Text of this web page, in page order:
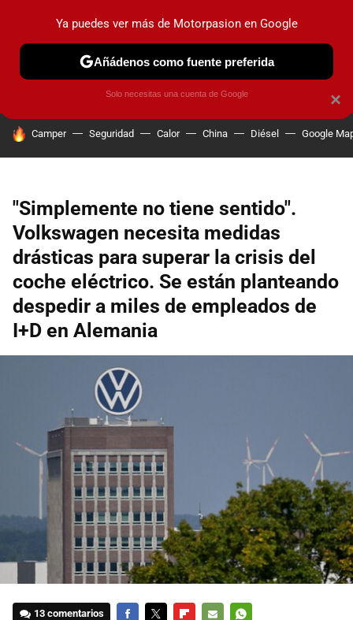
PRUEBAS COCHES ELÉCTRICOS OBSERVATORIO
HOY SE HABLA DE
Camper Seguridad Calor China Diésel Google
"Simplemente no tiene sentido".
Volkswagen necesita medidas
drásticas para superar la crisis del
coche eléctrico. Se están planteando
despedir a miles de empleados de
I+D en Alemania
13 comentarios
×
Ya puedes ver más de Motorpasion en Google
Añádenos como fuente preferida
Solo necesitas una cuenta de Google